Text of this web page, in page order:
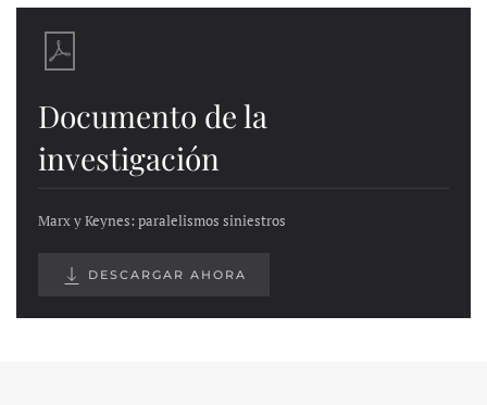
Documento de la
investigación
Marx y Keynes: paralelismos siniestros
DESCARGAR AHORA